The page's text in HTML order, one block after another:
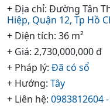
+ Địa chỉ: Đường Tân
Hiệp, Quận 12, Tp Hồ
+ Diện tích: 36 m²
+ Giá: 2,730,000,000 đ
+ Pháp lý: Đã có sổ
+ Hướng: Tây
+ Liên hệ: 0983812604